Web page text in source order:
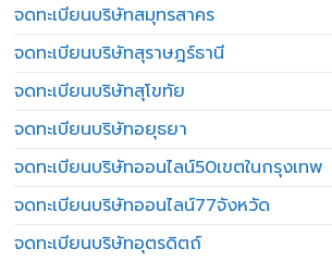
จดทะเบียนบริษัทสมุทรสาคร
จดทะเบียนบริษัทสุราษฎร์ธานี
จดทะเบียนบริษัทสุโขทัย
จดทะเบียนบริษัทอยุธยา
จดทะเบียนบริษัทออนไลน์50เขตในกรุงเทพ
จดทะเบียนบริษัทออนไลน์77จังหวัด
จดทะเบียนบริษัทอุตรดิตถ์